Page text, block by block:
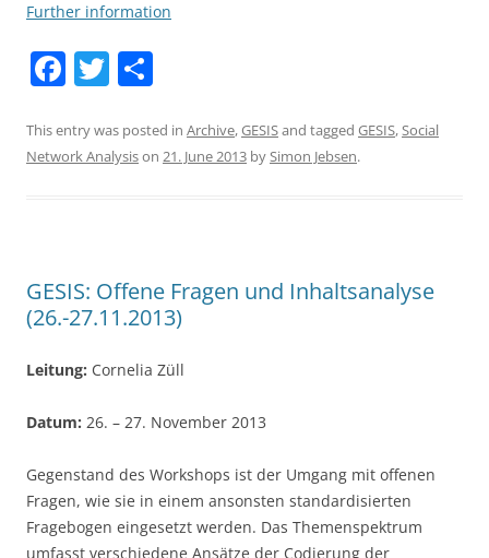
Further information
F
c
e
o
k
T
itt
er
ar
e
This entry was posted in Archive,GESISand tagged GESIS,Social
Network Analysison 21. June 2013 bySimon Jebsen.
GESIS: Offene Fragen und Inhaltsanalyse
(26.-27.11.2013)
Leitung: Cornelia Züll
Datum: 26. – 27. November 2013
Gegenstand des Workshops ist der Umgang mit offenen
Fragen, wie sie in einem ansonsten standardisierten
Fragebogen eingesetzt werden. Das Themenspektrum
umfasst verschiedene Ansätze der Codierung der